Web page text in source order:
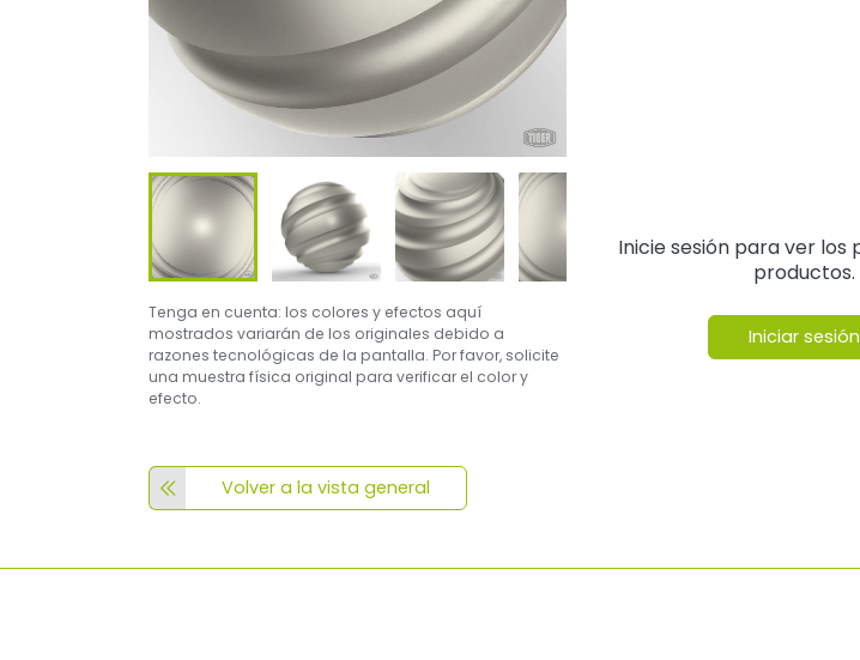
Tenga en cuenta: los colores y efectos aquí
mostrados variarán de los originales debido a
razones tecnológicas de la pantalla. Por favor, solicite
una muestra física original para verificar el color y
efecto.
Volver a la vista general
Inicie sesión para ver los
productos.
Iniciar sesión